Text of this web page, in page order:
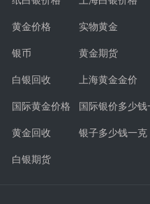
黄金价格 实物黄金
银币 黄金期货
白银回收 上海黄金金价
国际黄金价格 国际银价多少钱
黄金回收 银子多少钱一克
白银期货